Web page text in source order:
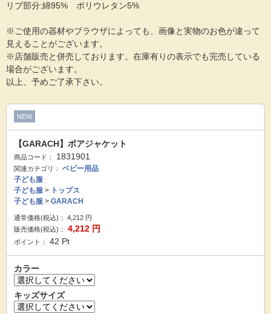
リブ部分:綿95% ポリウレタン5%
※ご使用の器材やブラウザによっても、画像と実物のお色が違って
見えることがございます。
※店舗販売と併売しております。在庫有りの表示でも完売している
場合がございます。
以上、予めご了承下さい。
NEW
【GARACH】ボアジャケット
商品コード： 1831901
関連カテゴリ：
ベビー用品
子ども服
子ども服 >
トップス
子ども服 > GARACH
通常価格(税込)： 4,212 円
販売価格(税込)：
4,212 円
ポイント： 42 Pt
カラー
キッズサイズ